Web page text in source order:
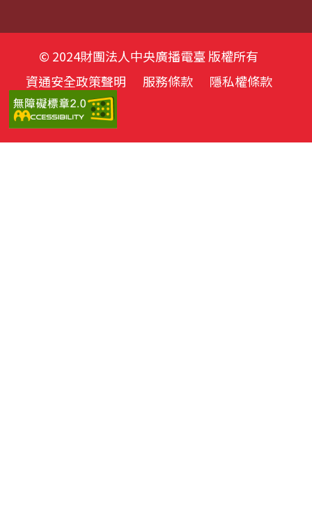
© 2024財團法人中央廣播電臺 版權所有
資通安全政策聲明
服務條款 隱私權條款